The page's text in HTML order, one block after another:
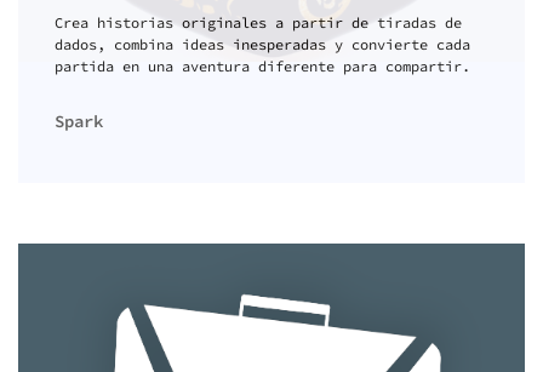
Crea historias originales a partir de tiradas de
dados, combina ideas inesperadas y convierte cada
partida en una aventura diferente para compartir.
Spark